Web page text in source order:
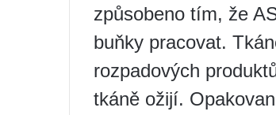
způsobeno tím, že
buňky pracovat.
rozpadových
tkáně ožijí.